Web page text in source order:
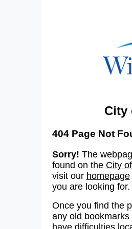
City
404 Page Not
Sorry! The
found on the City
visit our homepage
you are looking for.
Once you find the
any old
have difficulties